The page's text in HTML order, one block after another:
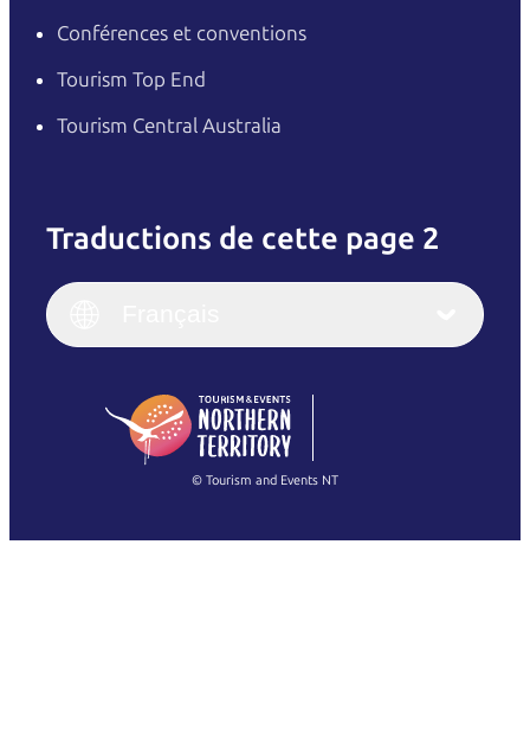
Conférences et conventions
Tourism Top End
Tourism Central Australia
Traductions de cette page 2
English
(Singapore)
Français
Italiano
繁體中文
© Tourism and Events NT